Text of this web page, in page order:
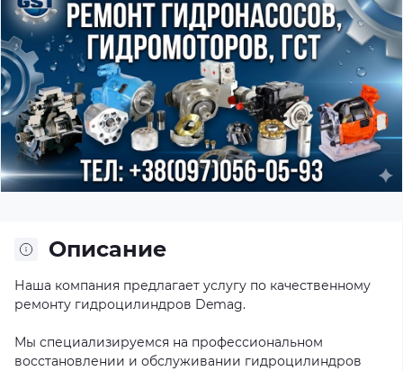
Описание
Наша компания предлагает услугу по качественному
ремонту гидроцилиндров Demag.
Мы специализируемся на профессиональном
восстановлении и обслуживании гидроцилиндров